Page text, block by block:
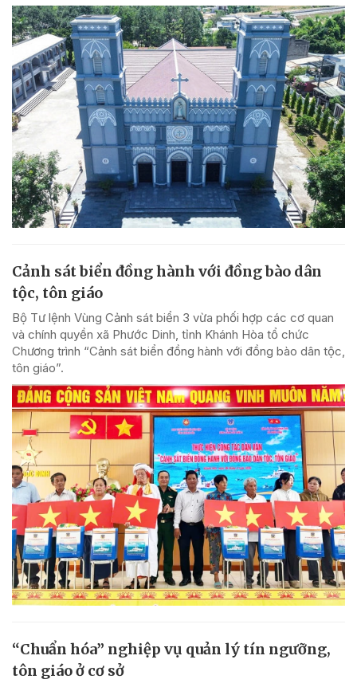
Cảnh sát biển đồng hành với đồng bào dân
tộc, tôn giáo
Bộ Tư lệnh Vùng Cảnh sát biển 3 vừa phối hợp các cơ quan
và chính quyền xã Phước Dinh, tỉnh Khánh Hòa tổ chức
Chương trình “Cảnh sát biển đồng hành với đồng bào dân tộc,
tôn giáo”.
“Chuẩn hóa” nghiệp vụ quản lý tín ngưỡng,
tôn giáo ở cơ sở